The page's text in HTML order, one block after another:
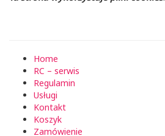
Home
RC – serwis
Regulamin
Usługi
Kontakt
Koszyk
Zamówienie